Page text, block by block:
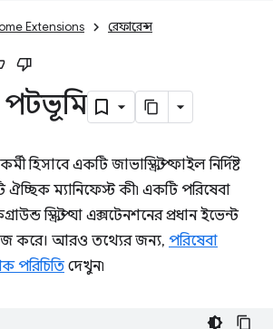
Extensions রেফারেন্স
পটভূমি
হিসাবে একটি জাভাস্ক্রিপ্ট ফাইল নির্দিষ্ট
ম্যানিফেস্ট কী৷ একটি পরিষেবা
স্ক্রিপ্ট যা এক্সটেনশনের প্রধান ইভেন্ট
করে। আরও তথ্যের জন্য, পরিষেবা
পরিচিতি দেখুন৷